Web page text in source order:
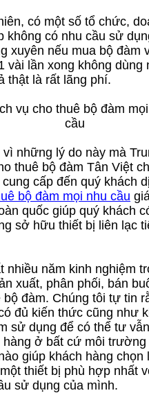
có một số tổ chức,
không có nhu cầu sử
xuyên nếu mua bộ đàm
vài lần xong không dùng
thật là rất lãng phí.
vì những lý do này mà
thuê bộ đàm Tân Việt
cấp đến quý khách
bộ đàm mọi nhu cầu
quốc giúp quý khách
sở hữu thiết bị liên lạc
nhiều năm kinh nghiệm
xuất, phân phối, bán
bộ đàm. Chúng tôi tự tin
đủ kiến thức cũng như
sử dụng để có thể tư
hàng ở bất cứ môi
giúp khách hàng chọn
thiết bị phù hợp nhất
sử dụng của mình.